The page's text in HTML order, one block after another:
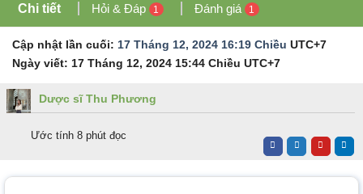
Chi tiết Hỏi & Đáp 1 Đánh giá 1
Cập nhật lần cuối: 17 Tháng 12, 2024 16:19 Chiều UTC+7
Ngày viết: 17 Tháng 12, 2024 15:44 Chiều UTC+7
Dược sĩ Thu Phương
Ước tính 8 phút đọc